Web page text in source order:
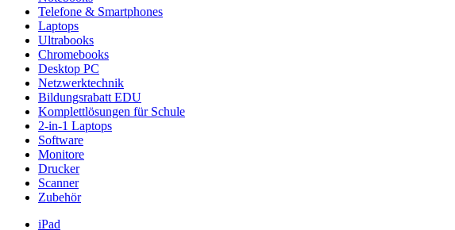
Telefone & Smartphones
Laptops
Ultrabooks
Chromebooks
Desktop PC
Netzwerktechnik
Bildungsrabatt EDU
Komplettlösungen für Schule
2-in-1 Laptops
Software
Monitore
Drucker
Scanner
Zubehör
iPad